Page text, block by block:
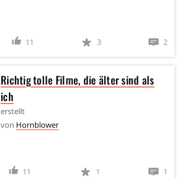
11 3 2
Richtig tolle Filme, die älter sind als
ich
erstellt
von Hornblower
11 1 1